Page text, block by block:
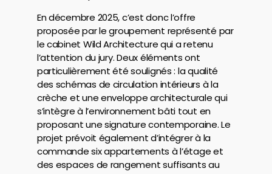
En décembre 2025, c’est donc l’offre
proposée par le groupement représenté par
le cabinet Wild Architecture qui a retenu
l’attention du jury. Deux éléments ont
particulièrement été soulignés : la qualité
des schémas de circulation intérieurs à la
crèche et une enveloppe architecturale qui
s’intègre à l’environnement bâti tout en
proposant une signature contemporaine. Le
projet prévoit également d’intégrer à la
commande six appartements à l’étage et
des espaces de rangement suffisants au